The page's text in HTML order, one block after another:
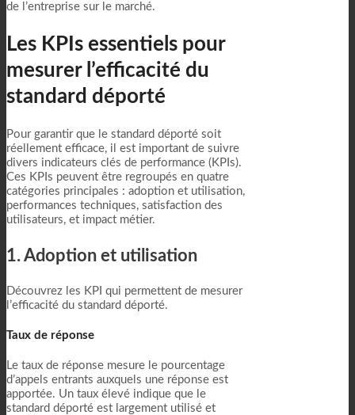
de l’entreprise sur le marché.
Les KPIs essentiels pour
mesurer l’efficacité du
standard déporté
Pour garantir que le standard déporté soit
réellement efficace, il est important de suivre
divers indicateurs clés de performance (KPIs).
Ces KPIs peuvent être regroupés en quatre
catégories principales : adoption et utilisation,
performances techniques, satisfaction des
utilisateurs, et impact métier.
1. Adoption et utilisation
Découvrez les KPI qui permettent de mesurer
l’efficacité du standard déporté.
Taux de réponse
Le taux de réponse mesure le pourcentage
d’appels entrants auxquels une réponse est
apportée. Un taux élevé indique que le
standard déporté est largement utilisé et